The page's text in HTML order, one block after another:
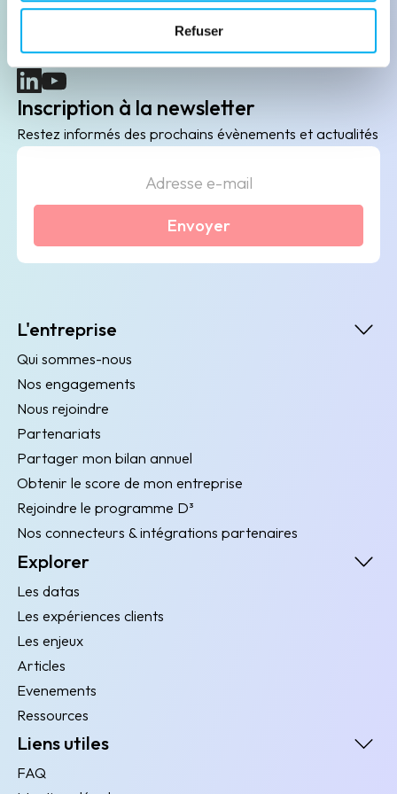
Refuser
B2B de data marketing, gestion des risques
client/fournisseur et conformité.
(nouvelle fenêtre)
(nouvelle fenêtre)
Inscription à la newsletter
Restez informés des prochains évènements et actualités
Envoyer
L'entreprise
Qui sommes-nous
Nos engagements
Nous rejoindre
Partenariats
Partager mon bilan annuel
Obtenir le score de mon entreprise
Rejoindre le programme D³
Nos connecteurs & intégrations partenaires
Explorer
Les datas
Les expériences clients
Les enjeux
Articles
Evenements
Ressources
Liens utiles
FAQ